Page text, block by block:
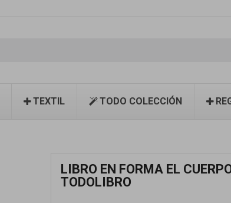
TEXTIL TODO COLECCIÓN
LIBRO EN FORMA EL
TODOLIBRO